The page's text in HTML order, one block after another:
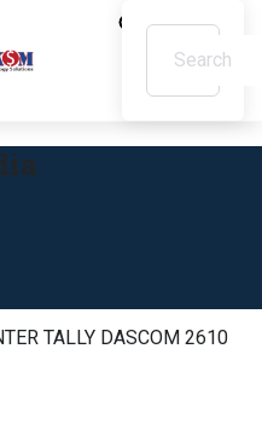
TALLY DASCOM 2610